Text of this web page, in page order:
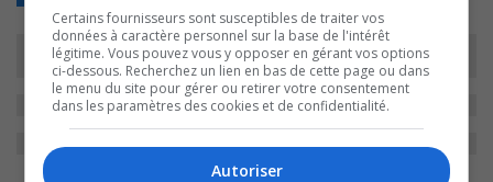
Certains fournisseurs sont susceptibles de traiter vos
données à caractère personnel sur la base de l'intérêt
légitime. Vous pouvez vous y opposer en gérant vos options
ci-dessous. Recherchez un lien en bas de cette page ou dans
le menu du site pour gérer ou retirer votre consentement
dans les paramètres des cookies et de confidentialité.
Autoriser